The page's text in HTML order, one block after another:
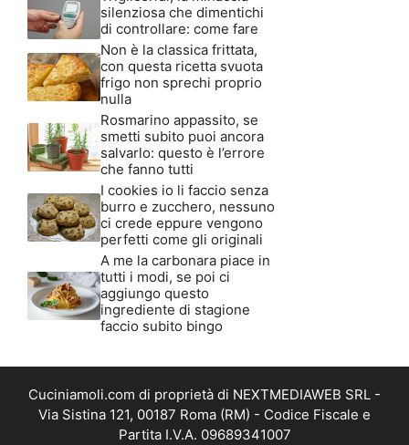
silenziosa che dimentichi
di controllare: come fare
Non è la classica frittata,
con questa ricetta svuota
frigo non sprechi proprio
nulla
Rosmarino appassito, se
smetti subito puoi ancora
salvarlo: questo è l’errore
che fanno tutti
I cookies io li faccio senza
burro e zucchero, nessuno
ci crede eppure vengono
perfetti come gli originali
A me la carbonara piace in
tutti i modi, se poi ci
aggiungo questo
ingrediente di stagione
faccio subito bingo
Cuciniamoli.com di proprietà di NEXTMEDIAWEB SRL -
Via Sistina 121, 00187 Roma (RM) - Codice Fiscale e
Partita I.V.A. 09689341007